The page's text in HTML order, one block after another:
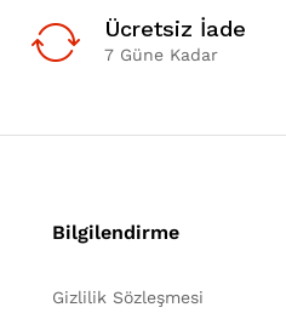
Ücretsiz İade
7 Güne Kadar
Bilgilendirme
Gizlilik Sözleşmesi